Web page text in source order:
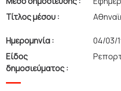
Τίτλος μέσου :
Ημερομηνία :
04/03/
Είδος
δημοσιεύματος :